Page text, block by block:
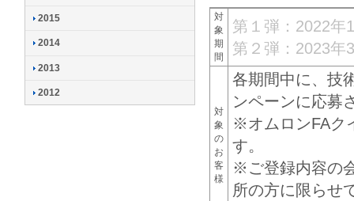
対
象
期
間
第１弾：2022年
第２弾：2023年
対
象
の
お
客
様
各期間中に、技
ンペーンに応募
※オムロンFAク
す。
※ご登録内容の
所の方に限らせ
2015
2014
2013
2012